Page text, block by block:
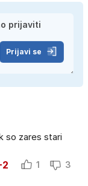
Prijavi se
so zares stari
2 1 3